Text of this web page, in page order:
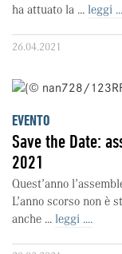
ha attuato la ... leggi
26.04.2021
EVENTO
Save the Date:
2021
Quest’anno
L’anno scorso non è
anche ... leggi ....